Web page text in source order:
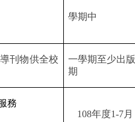
學期中
刊物供全校
一學期至少出版
期
務
108年度1-7月